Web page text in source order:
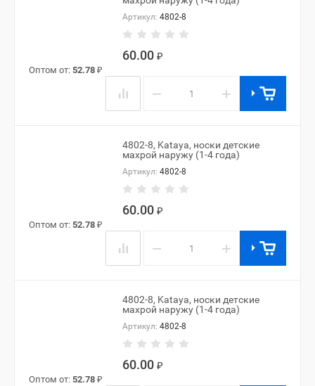
Артикул: 4802-8
60.00 ₽
Оптом от: 52.78 ₽
− +
4802-8, Kataya, носки детские
махрой наружу (1-4 года)
Артикул: 4802-8
60.00 ₽
Оптом от: 52.78 ₽
− +
4802-8, Kataya, носки детские
махрой наружу (1-4 года)
Артикул: 4802-8
60.00 ₽
Оптом от: 52.78 ₽